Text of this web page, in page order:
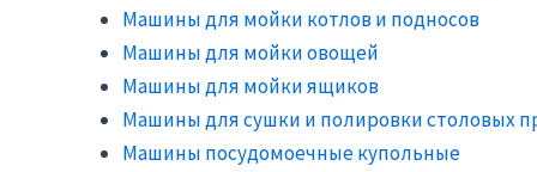
Машины для мойки котлов и подносов
Машины для мойки овощей
Машины для мойки ящиков
Машины для сушки и полировки столовых
Машины посудомоечные купольные